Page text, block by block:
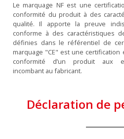
Le marquage NF est une
conformité du produit à des
qualité. Il apporte la preuve
conforme à des caractéristiques
définies dans le référentiel de
marquage "CE" est une
conformité d’un produit aux
incombant au fabricant.
Déclaration de